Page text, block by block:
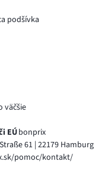
podšívka
väčšie
EÚbonprix
61 | 22179 Hamburg
pomoc/kontakt/